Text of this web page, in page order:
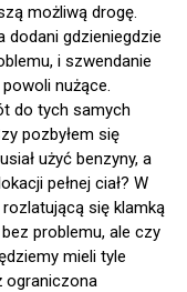
możliwą drogę.
gdzieniegdzie
i szwendanie
nużące.
do tych samych
pozbyłem się
użyć benzyny, a
pełnej ciał? W
się klamką
problemu, ale czy
mieli tyle
ograniczona